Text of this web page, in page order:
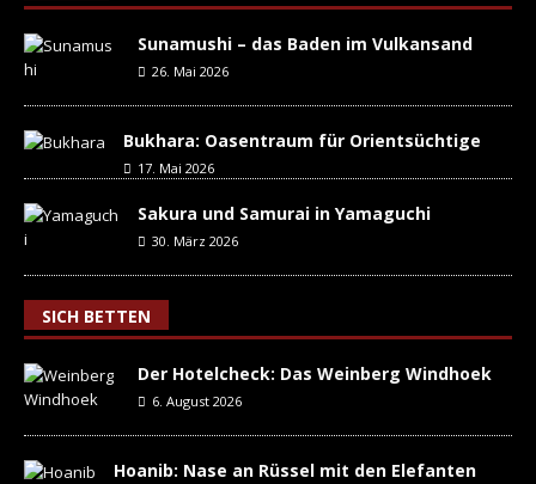
Sunamushi – das Baden im Vulkansand
26. Mai 2026
Bukhara: Oasentraum für Orientsüchtige
17. Mai 2026
Sakura und Samurai in Yamaguchi
30. März 2026
SICH BETTEN
Der Hotelcheck: Das Weinberg Windhoek
6. August 2026
Hoanib: Nase an Rüssel mit den Elefanten